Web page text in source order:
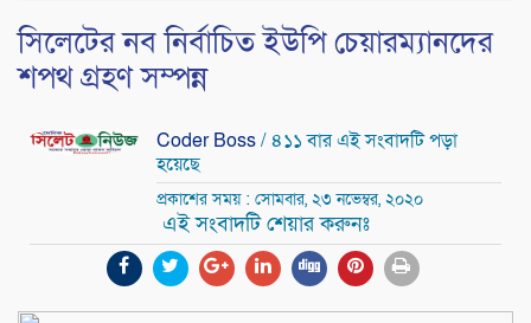
সিলেটের নব নির্বাচিত ইউপি চেয়ারম্যানদের
শপথ গ্রহণ সম্পন্ন
Coder Boss/ ৪১১ বার এই সংবাদটি পড়া
হয়েছে
প্রকাশের সময় : সোমবার, ২৩ নভেম্বর, ২০২০
এই সংবাদটি শেয়ার করুনঃ